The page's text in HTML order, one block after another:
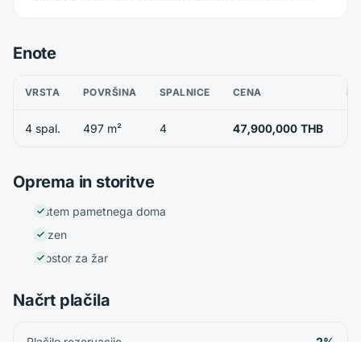
Enote
VRSTA POVRŠINA SPALNICE CENA
4 spal. 497 m² 4 47,900,000 THB
Oprema in storitve
Sistem pametnega doma
Bazen
Prostor za žar
Načrt plačila